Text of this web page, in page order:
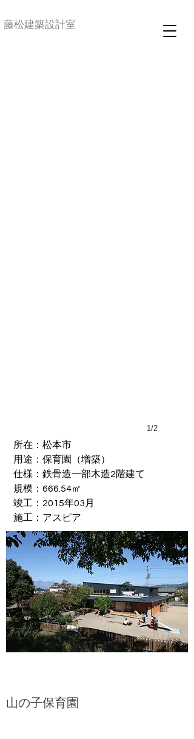
藤松建築設計室
1/2
所在：松本市
用途：保育園（増築）
​仕様：鉄骨造一部木造2階建て
規模：666.54㎡
竣工：2015年03月
施工：アスピア
山の子保育園